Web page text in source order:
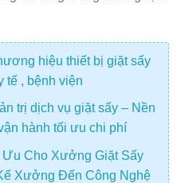
hiệu thiết bị giặt sấy
tế , bệnh viện
trị dịch vụ giặt sấy – Nền
hành tối ưu chi phí
Cho Xưởng Giặt Sấy
Xưởng Đến Công Nghệ